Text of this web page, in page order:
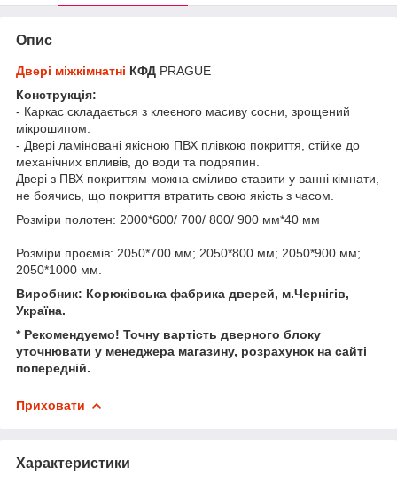
Опис
Двері міжкімнатні КФД PRAGUE
Конструкція:
- Каркас складається з клеєного масиву сосни, зрощений
мікрошипом.
- Двері ламіновані якісною ПВХ плівкою покриття, стійке до
механічних впливів, до води та подряпин.
Двері з ПВХ покриттям можна сміливо ставити у ванні кімнати,
не боячись, що покриття втратить свою якість з часом.
Розміри полотен: 2000*600/ 700/ 800/ 900 мм*40 мм
Розміри проємів: 2050*700 мм; 2050*800 мм; 2050*900 мм;
2050*1000 мм.
Виробник: Корюківська фабрика дверей, м.Чернігів,
Україна.
* Рекомендуемо! Точну вартість дверного блоку
уточнювати у менеджера магазину, розрахунок на сайті
попередній.
Приховати
Характеристики